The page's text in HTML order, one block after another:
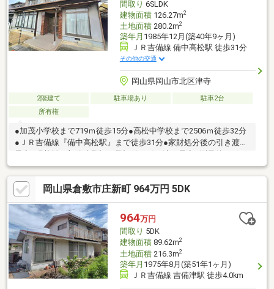
間取り 6SLDK
建物面積126.27m2
土地面積280.2m2
築年月 1985年12月(築40年9ヶ月)
ＪＲ吉備線 備中高松駅 徒歩31分
その他の交通
岡山県岡山市北区津寺
2階建て 駐車場あり
駐車2台
所有権
●加茂小学校まで719ｍ徒歩15分●高松中学校まで2506ｍ徒歩32分
●ＪＲ吉備線『備中高松駅』まで徒歩31分●家財処分後の引き渡し
渡し予定●室内は比較的きれいに使用されております
岡山県倉敷市庄新町 964万円 5DK
964万円
間取り 5DK
建物面積89.62m2
土地面積216.3m2
築年月 1975年8月(築51年1ヶ月)
ＪＲ吉備線 吉備津駅 徒歩4.0km